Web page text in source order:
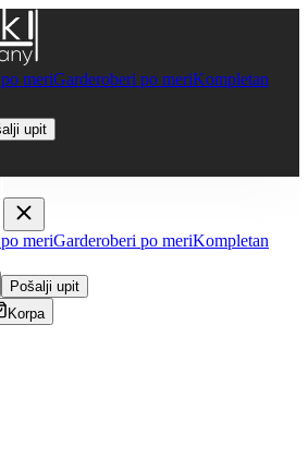
meriGarderoberi po meriKompletan
upit
meriGarderoberi po meriKompletan
Pošalji upit
Korpa